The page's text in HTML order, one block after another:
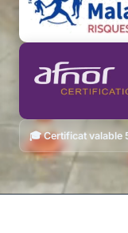
🎓 Certificat valable